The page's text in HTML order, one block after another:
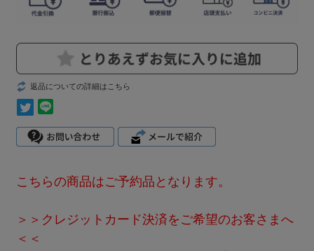
返品についての詳細はこちら
こちらの商品はご予約品となります。
＞＞クレジットカード決済をご希望のお客さまへ
＜＜